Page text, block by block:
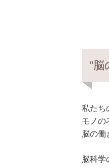
"脳
私たち
モノの
脳の働
脳科学